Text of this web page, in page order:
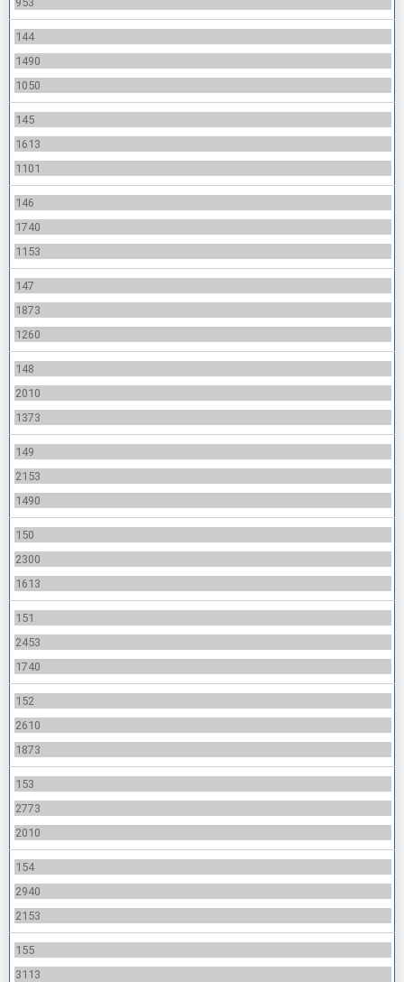
144
1490
1050
145
1613
1101
146
1740
1153
147
1873
1260
148
2010
1373
149
2153
1490
150
2300
1613
151
2453
1740
152
2610
1873
153
2773
2010
154
2940
2153
155
3113